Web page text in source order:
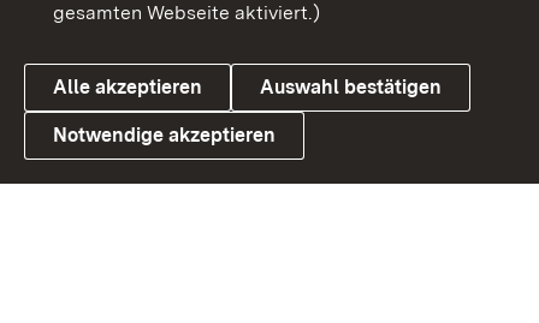
Link zum Landesportal
Cookies
gesamten Webseite aktiviert.)
Alle akzeptieren Auswahl bestätigen
Notwendige akzeptieren